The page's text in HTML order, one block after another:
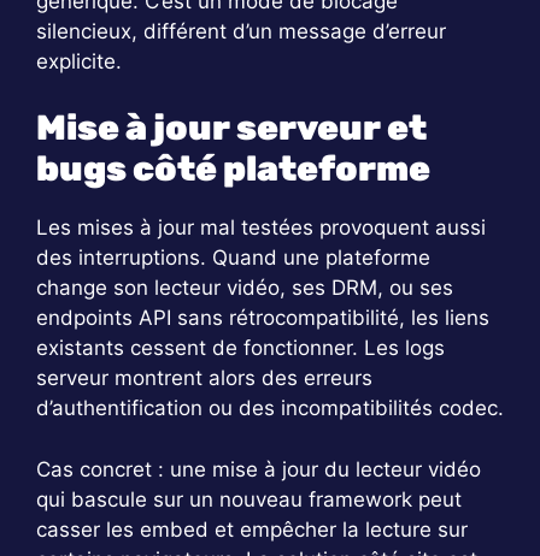
silencieux, différent d’un message d’erreur
explicite.
Mise à jour serveur et
bugs côté plateforme
Les mises à jour mal testées provoquent aussi
des interruptions. Quand une plateforme
change son lecteur vidéo, ses DRM, ou ses
endpoints API sans rétrocompatibilité, les liens
existants cessent de fonctionner. Les logs
serveur montrent alors des erreurs
d’authentification ou des incompatibilités codec.
Cas concret : une mise à jour du lecteur vidéo
qui bascule sur un nouveau framework peut
casser les embed et empêcher la lecture sur